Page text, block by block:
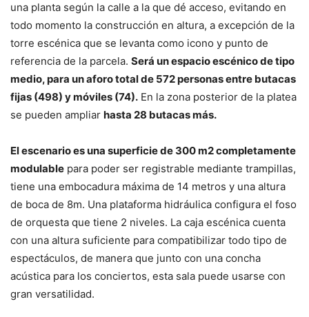
una planta según la calle a la que dé acceso, evitando en
todo momento la construcción en altura, a excepción de la
torre escénica que se levanta como icono y punto de
referencia de la parcela. Será un espacio escénico de tipo
medio, para un aforo total de 572 personas entre butacas
fijas (498) y móviles (74). En la zona posterior de la platea
se pueden ampliar hasta 28 butacas más.
El escenario es una superficie de 300 m2 completamente
modulable para poder ser registrable mediante trampillas,
tiene una embocadura máxima de 14 metros y una altura
de boca de 8m. Una plataforma hidráulica configura el foso
de orquesta que tiene 2 niveles. La caja escénica cuenta
con una altura suficiente para compatibilizar todo tipo de
espectáculos, de manera que junto con una concha
acústica para los conciertos, esta sala puede usarse con
gran versatilidad.